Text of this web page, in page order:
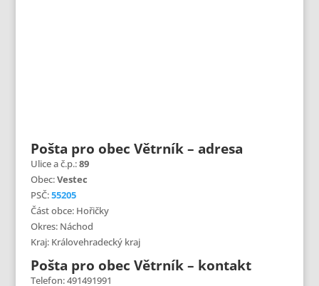
Pošta pro obec Větrník – adresa
Ulice a č.p.:89
Obec:Vestec
PSČ:55205
Část obce: Hořičky
Okres: Náchod
Kraj: Královehradecký kraj
Pošta pro obec Větrník – kontakt
Telefon: 491491991